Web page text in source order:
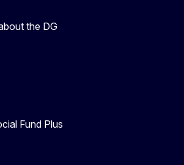
the DG
Fund Plus